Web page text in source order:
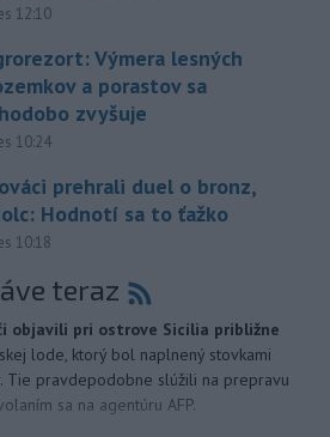
12:10
Výmera lesných
a porastov sa
zvyšuje
10:24
prehrali duel o bronz,
Hodnotí sa to ťažko
10:18
teraz
objavili pri ostrove Sicília približne
lode, ktorý bol naplnený stovkami
Tie pravdepodobne slúžili na prepravu
sa na agentúru AFP.